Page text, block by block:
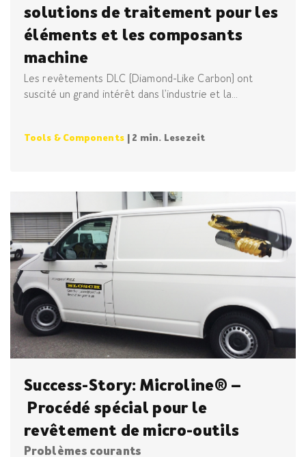
solutions de traitement pour les
éléments et les composants
machine
Les revêtements DLC (Diamond-Like Carbon) ont
suscité un grand intérêt dans l’industrie et la...
Tools & Components | 2 min. Lesezeit
Success-Story: Microline® –
Procédé spécial pour le
revêtement de micro-outils
Problèmes courants